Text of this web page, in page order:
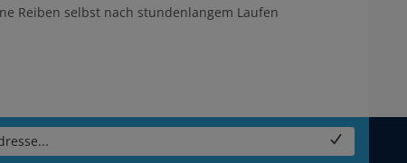
Reiben selbst nach stundenlangem Laufen